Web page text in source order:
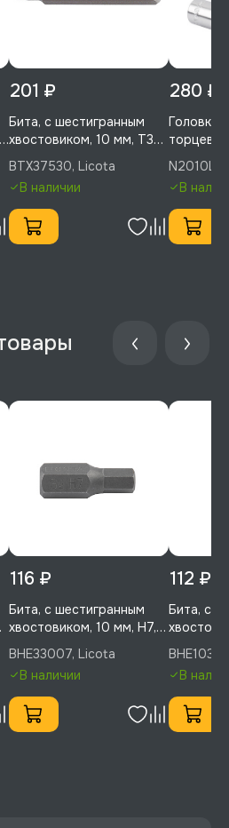
201 ₽
Бита, с шестигранным
хвостовиком, 10 мм, T30,
75 мм, 1 шт, Licota,
BTX37530
BTX37530, Licota
В наличии
280 ₽
Головка,
N2010L,
В
116 ₽
Бита, с шестигранным
хвостовиком, 10 мм, H7,
30 мм, 1 шт, Licota,
BHE33007
BHE33007, Licota
В наличии
112 ₽
Бита, с
мм, 1 шт,
В